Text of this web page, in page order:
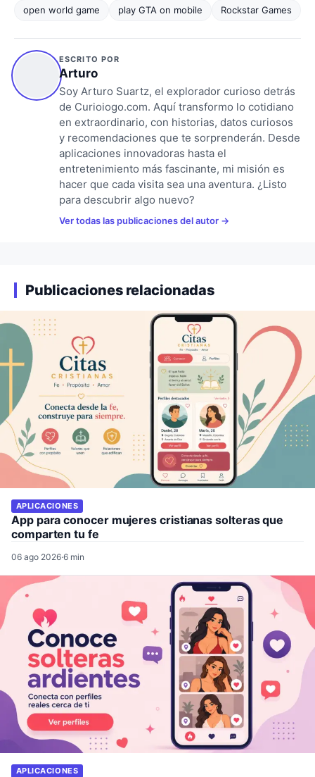
open world game
play GTA on mobile Rockstar Games
ESCRITO POR
Arturo
Soy Arturo Suartz, el explorador curioso detrás
de Curioiogo.com. Aquí transformo lo cotidiano
en extraordinario, con historias, datos curiosos
y recomendaciones que te sorprenderán. Desde
aplicaciones innovadoras hasta el
entretenimiento más fascinante, mi misión es
hacer que cada visita sea una aventura. ¿Listo
para descubrir algo nuevo?
Ver todas las publicaciones del autor
Publicaciones relacionadas
APLICACIONES
App para conocer mujeres cristianas solteras que
comparten tu fe
06 ago 2026·6 min
APLICACIONES